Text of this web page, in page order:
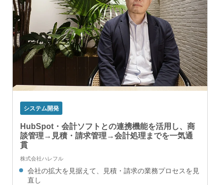
システム開発
HubSpot・会計ソフトとの連携機能を活用し、商
談管理→見積・請求管理→会計処理までを一気通
貫
株式会社ハレフル
会社の拡大を見据えて、見積・請求の業務プロセスを見
直し